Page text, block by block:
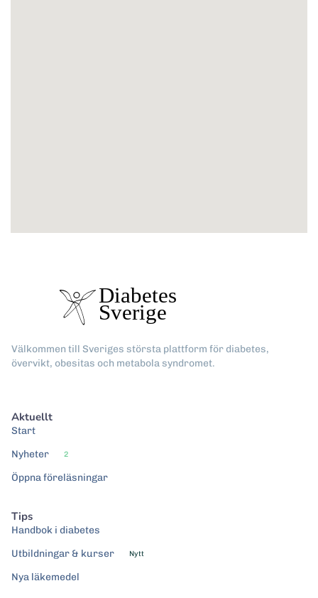
Välkommen till Sveriges största plattform för diabetes,
övervikt, obesitas och metabola syndromet.
Aktuellt
Start
Nyheter
2
Öppna föreläsningar
Tips
Handbok i diabetes
Utbildningar & kurser
Nytt
Nya läkemedel